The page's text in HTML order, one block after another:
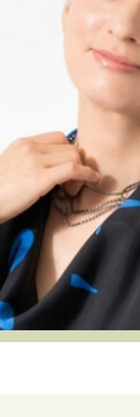
10
独立という決断
動力 次